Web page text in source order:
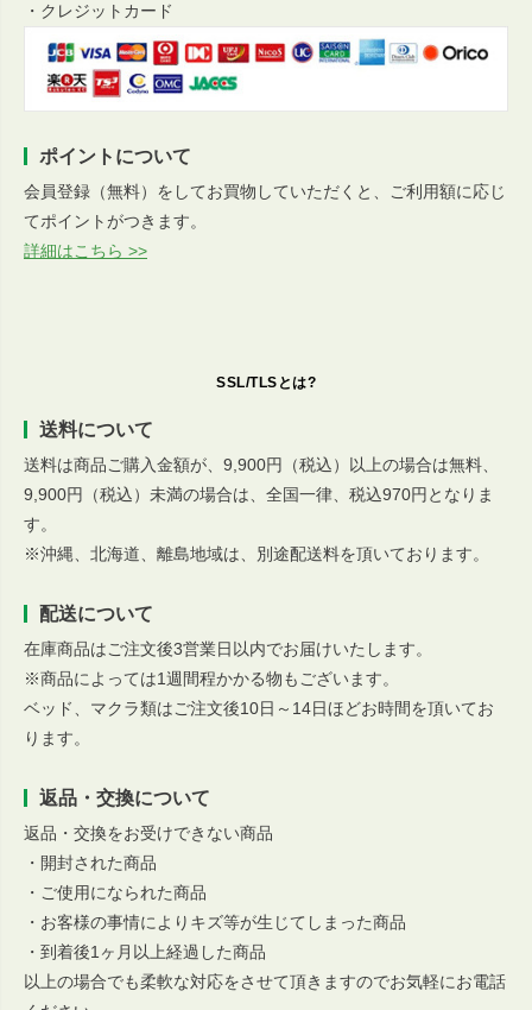
・クレジットカード
ポイントについて
会員登録（無料）をしてお買物していただくと、ご利用額に応じ
てポイントがつきます。
詳細はこちら >>
SSL/TLSとは?
送料について
送料は商品ご購入金額が、9,900円（税込）以上の場合は無料、
9,900円（税込）未満の場合は、全国一律、税込970円となりま
す。
※沖縄、北海道、離島地域は、別途配送料を頂いております。
配送について
在庫商品はご注文後3営業日以内でお届けいたします。
※商品によっては1週間程かかる物もございます。
ベッド、マクラ類はご注文後10日～14日ほどお時間を頂いてお
ります。
返品・交換について
返品・交換をお受けできない商品
・開封された商品
・ご使用になられた商品
・お客様の事情によりキズ等が生じてしまった商品
・到着後1ヶ月以上経過した商品
以上の場合でも柔軟な対応をさせて頂きますのでお気軽にお電話